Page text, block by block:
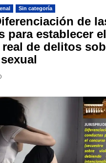
Sin categoría
de
para establecer el
de delitos